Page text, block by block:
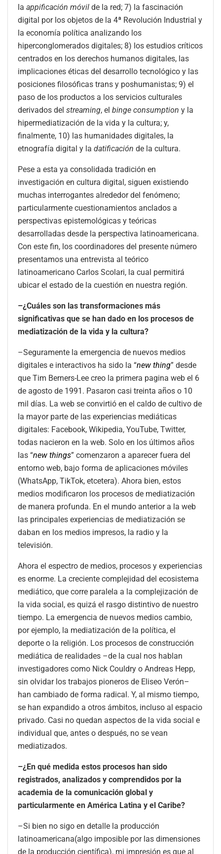
la appificación móvil de la red; 7) la fascinación
digital por los objetos de la 4ª Revolución Industrial y
la economía política analizando los
hiperconglomerados digitales; 8) los estudios críticos
centrados en los derechos humanos digitales, las
implicaciones éticas del desarrollo tecnológico y las
posiciones filosóficas trans y poshumanistas; 9) el
paso de los productos a los servicios culturales
derivados del streaming, el binge consumption y la
hipermediatización de la vida y la cultura; y,
finalmente, 10) las humanidades digitales, la
etnografía digital y la datificación de la cultura.
Pese a esta ya consolidada tradición en
investigación en cultura digital, siguen existiendo
muchas interrogantes alrededor del fenómeno;
particularmente cuestionamientos anclados a
perspectivas epistemológicas y teóricas
desarrolladas desde la perspectiva latinoamericana.
Con este fin, los coordinadores del presente número
presentamos una entrevista al teórico
latinoamericano Carlos Scolari, la cual permitirá
ubicar el estado de la cuestión en nuestra región.
–¿Cuáles son las transformaciones más
significativas que se han dado en los procesos de
mediatización de la vida y la cultura?
–Seguramente la emergencia de nuevos medios
digitales e interactivos ha sido la “new thing” desde
que Tim Berners-Lee creo la primera pagina web el 6
de agosto de 1991. Pasaron casi treinta años o 10
mil días. La web se convirtió en el caldo de cultivo de
la mayor parte de las experiencias mediáticas
digitales: Facebook, Wikipedia, YouTube, Twitter,
todas nacieron en la web. Solo en los últimos años
las “new things” comenzaron a aparecer fuera del
entorno web, bajo forma de aplicaciones móviles
(WhatsApp, TikTok, etcetera). Ahora bien, estos
medios modificaron los procesos de mediatización
de manera profunda. En el mundo anterior a la web
las principales experiencias de mediatización se
daban en los medios impresos, la radio y la
televisión.
Ahora el espectro de medios, procesos y experiencias
es enorme. La creciente complejidad del ecosistema
mediático, que corre paralela a la complejización de
la vida social, es quizá el rasgo distintivo de nuestro
tiempo. La emergencia de nuevos medios cambio,
por ejemplo, la mediatización de la política, el
deporte o la religión. Los procesos de construcción
mediática de realidades –de la cual nos hablan
investigadores como Nick Couldry o Andreas Hepp,
sin olvidar los trabajos pioneros de Eliseo Verón–
han cambiado de forma radical. Y, al mismo tiempo,
se han expandido a otros ámbitos, incluso al espacio
privado. Casi no quedan aspectos de la vida social e
individual que, antes o después, no se vean
mediatizados.
–¿En qué medida estos procesos han sido
registrados, analizados y comprendidos por la
academia de la comunicación global y
particularmente en América Latina y el Caribe?
–Si bien no sigo en detalle la producción
latinoamericana(algo imposible por las dimensiones
de la producción científica), mi impresión es que al